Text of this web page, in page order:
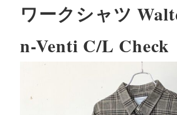
ワークシャツ
n-Venti C/L Check